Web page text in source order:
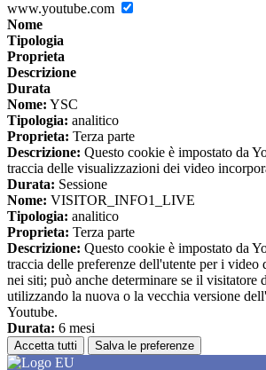
www.youtube.com
Nome
Tipologia
Proprieta
Descrizione
Durata
Nome: YSC
Tipologia: analitico
Proprieta: Terza parte
Descrizione: Questo cookie è impostato da
traccia delle visualizzazioni dei video
Durata: Sessione
Nome: VISITOR_INFO1_LIVE
Tipologia: analitico
Proprieta: Terza parte
Descrizione: Questo cookie è impostato da
traccia delle preferenze dell'utente per i video
nei siti; può anche determinare se il visitatore
utilizzando la nuova o la vecchia versione
Youtube.
Durata: 6 mesi
Accetta tutti Salva le preferenze